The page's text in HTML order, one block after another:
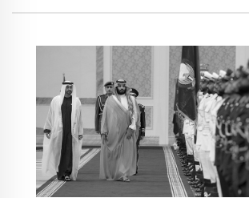
الأوسط، في هذا التقرير الذي
"ميدل إيست آي"، وننشر ترجمته